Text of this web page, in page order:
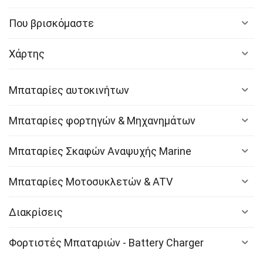
Που βρισκόμαστε
Χάρτης
Μπαταρίες αυτοκινήτων
Μπαταρίες φορτηγών & Μηχανημάτων
Μπαταρίες Σκαφών Αναψυχής Marine
Μπαταρίες Μοτοσυκλετών & ATV
Διακρίσεις
Φορτιστές Μπαταριών - Battery Charger